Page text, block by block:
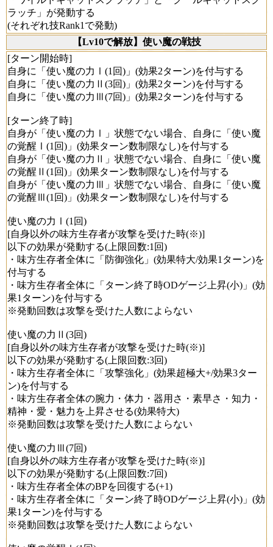
ラッチ」が発動する
(それぞれ技Rank1で発動)
【Lv10で解放】使い魔の戦技
[ターン開始時]
自身に「使い魔の力Ⅰ(1回)」(効果2ターン)を付与する
自身に「使い魔の力Ⅱ(3回)」(効果2ターン)を付与する
自身に「使い魔の力Ⅲ(7回)」(効果2ターン)を付与する
[ターン終了時]
自身が「使い魔の力Ⅰ」状態でない場合、自身に「使い魔
の覚醒Ⅰ(1回)」(効果ターン数制限なし)を付与する
自身が「使い魔の力Ⅱ」状態でない場合、自身に「使い魔
の覚醒Ⅱ(1回)」(効果ターン数制限なし)を付与する
自身が「使い魔の力Ⅲ」状態でない場合、自身に「使い魔
の覚醒Ⅲ(1回)」(効果ターン数制限なし)を付与する
使い魔の力Ⅰ(1回)
[自身以外の味方生存者が攻撃を受けた時(※)]
以下の効果が発動する(上限回数:1回)
・味方生存者全体に「防御強化」(効果特大/効果1ターン)を
付与する
・味方生存者全体に「ターン終了時ODゲージ上昇(小)」(効
果1ターン)を付与する
※発動回数は攻撃を受けた人数によらない
使い魔の力Ⅱ(3回)
[自身以外の味方生存者が攻撃を受けた時(※)]
以下の効果が発動する(上限回数:3回)
・味方生存者全体に「攻撃強化」(効果超極大+/効果3ター
ン)を付与する
・味方生存者全体の腕力・体力・器用さ・素早さ・知力・
精神・愛・魅力を上昇させる(効果特大)
※発動回数は攻撃を受けた人数によらない
使い魔の力Ⅲ(7回)
[自身以外の味方生存者が攻撃を受けた時(※)]
以下の効果が発動する(上限回数:7回)
・味方生存者全体のBPを回復する(+1)
・味方生存者全体に「ターン終了時ODゲージ上昇(小)」(効
果1ターン)を付与する
※発動回数は攻撃を受けた人数によらない